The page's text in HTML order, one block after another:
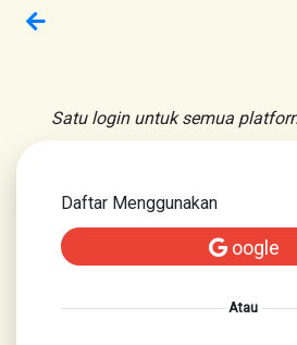
Satu login untuk semua
Daftar Menggunakan
oogle
Atau